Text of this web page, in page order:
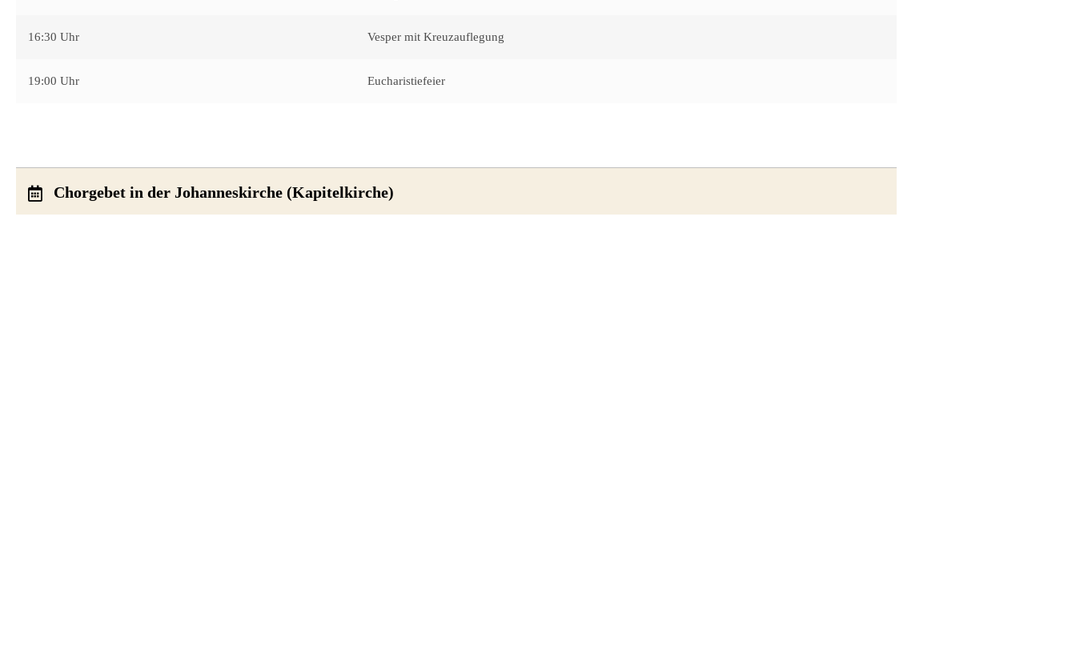
16:30 Uhr Vesper mit Kreuzauflegung
19:00 Uhr Eucharistiefeier
Chorgebet in der Johanneskirche (Kapitelkirche)